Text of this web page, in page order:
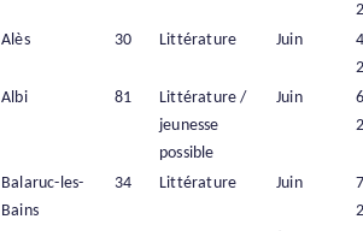
Alès 30 Littérature Juin
Albi 81
Littérature /
jeunesse
possible
Juin
Balaruc-les-
Bains
34 Littérature Juin